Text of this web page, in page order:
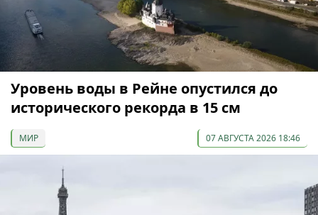
Уровень воды в Рейне опустился до
исторического рекорда в 15 см
МИР 07 АВГУСТА 2026 18:46